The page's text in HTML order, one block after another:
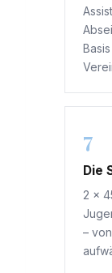
7
Die
2 ×
–